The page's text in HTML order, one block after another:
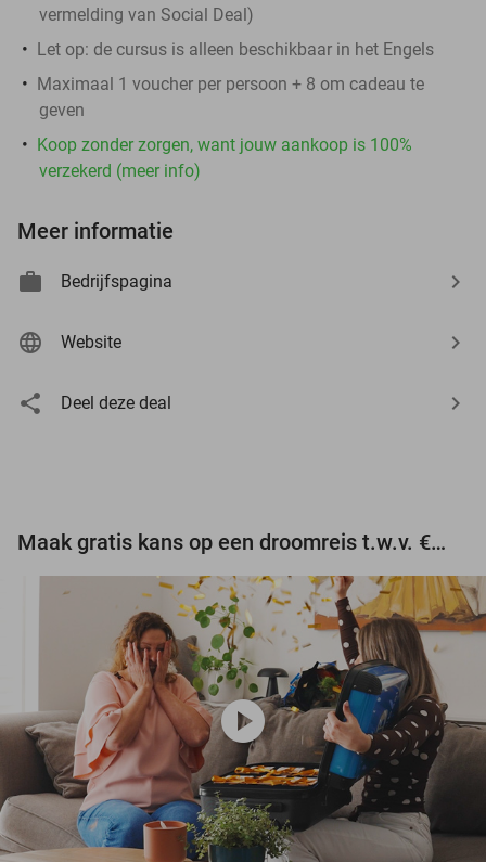
vermelding van Social Deal)
Let op: de cursus is alleen beschikbaar in het Engels
Maximaal 1 voucher per persoon + 8 om cadeau te
geven
Koop zonder zorgen, want jouw aankoop is 100%
verzekerd (meer info)
Meer informatie
Bedrijfspagina
Website
Deel deze deal
Maak gratis kans op een droomreis t.w.v. €3.000!
play_circle